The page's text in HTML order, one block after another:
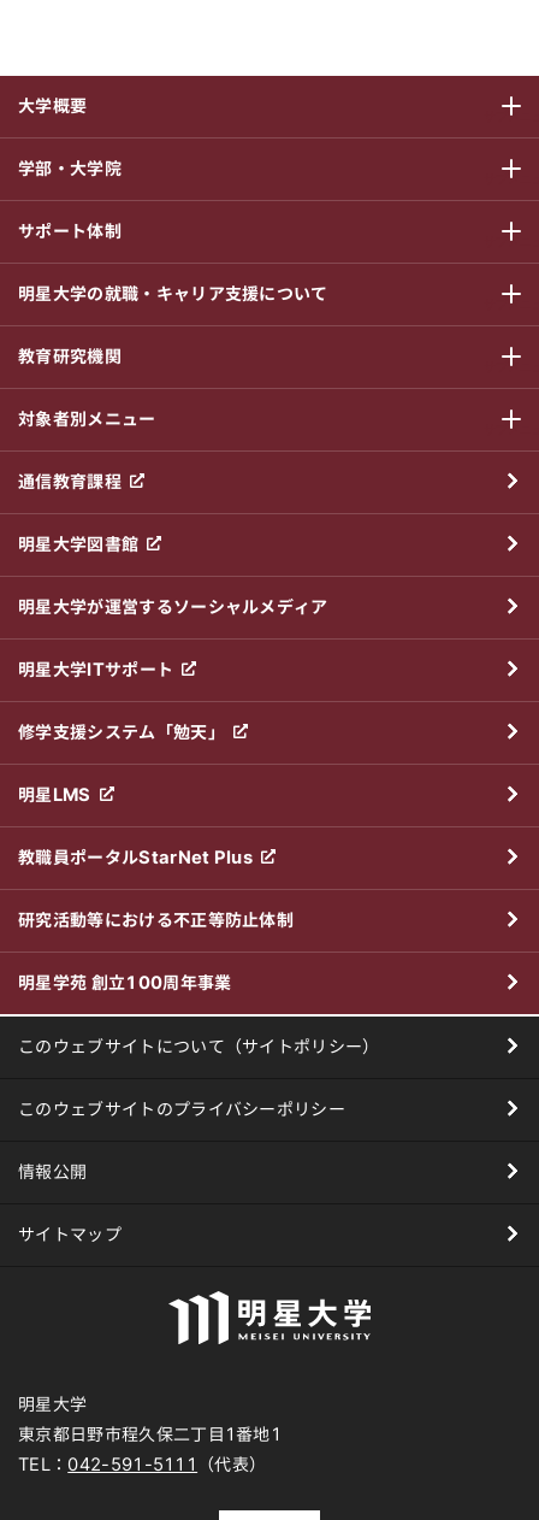
大学概要
サブメニ
学部・大学院
サブメニ
サポート体制
サブメニ
明星大学の就職・キャリア支援について
サブメニ
教育研究機関
サブメニ
対象者別メニュー
サブメニ
通信教育課程
明星大学図書館
明星大学が運営するソーシャルメディア
明星大学ITサポート
修学支援システム「勉天」
明星LMS
教職員ポータルStarNet Plus
研究活動等における不正等防止体制
明星学苑 創立100周年事業
このウェブサイトについて（サイトポリシー）
このウェブサイトのプライバシーポリシー
情報公開
サイトマップ
明星大学
東京都日野市程久保二丁目1番地1
TEL： 042-591-5111 （代表）